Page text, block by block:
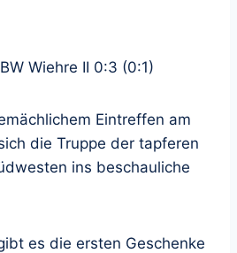
Wiehre II 0:3 (0:1)
Eintreffen am
die Truppe der tapferen
ins beschauliche
es die ersten Geschenke